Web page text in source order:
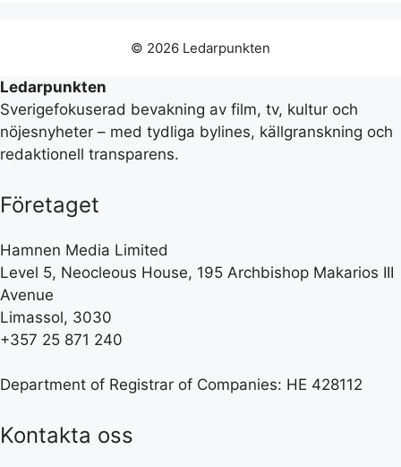
© 2026 Ledarpunkten
Ledarpunkten
Sverigefokuserad bevakning av film, tv, kultur och
nöjesnyheter – med tydliga bylines, källgranskning och
redaktionell transparens.
Företaget
Hamnen Media Limited
Level 5, Neocleous House, 195 Archbishop Makarios III
Avenue
Limassol, 3030
+357 25 871 240
Department of Registrar of Companies: HE 428112
Kontakta oss